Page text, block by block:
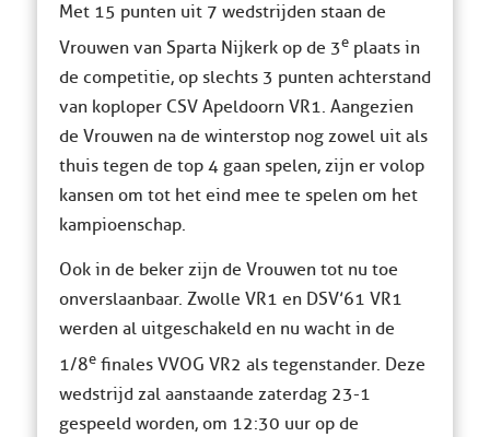
Met 15 punten uit 7 wedstrijden staan de
Vrouwen van Sparta Nijkerk op de 3eplaats in
de competitie, op slechts 3 punten achterstand
van koploper CSV Apeldoorn VR1. Aangezien
de Vrouwen na de winterstop nog zowel uit als
thuis tegen de top 4 gaan spelen, zijn er volop
kansen om tot het eind mee te spelen om het
kampioenschap.
Ook in de beker zijn de Vrouwen tot nu toe
onverslaanbaar. Zwolle VR1 en DSV’61 VR1
werden al uitgeschakeld en nu wacht in de
1/8efinales VVOG VR2 als tegenstander. Deze
wedstrijd zal aanstaande zaterdag 23-1
gespeeld worden, om 12:30 uur op de